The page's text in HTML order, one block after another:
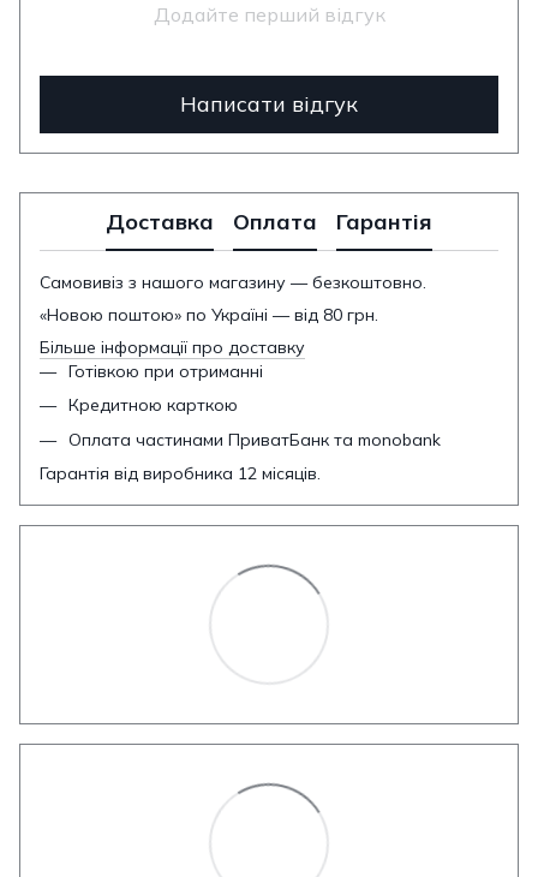
Додайте перший відгук
Написати відгук
Доставка Оплата Гарантія
Самовивіз з нашого магазину — безкоштовно.
«Новою поштою» по Україні — від 80 грн.
Більше інформації про доставку
Готівкою при отриманні
Кредитною карткою
Оплата частинами ПриватБанк та monobank
Гарантія від виробника 12 місяців.